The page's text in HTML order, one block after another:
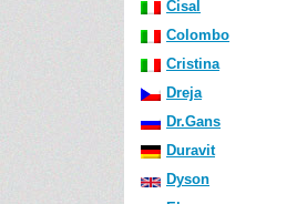
Cisal
Colombo
Cristina
Dreja
Dr.Gans
Duravit
Dyson